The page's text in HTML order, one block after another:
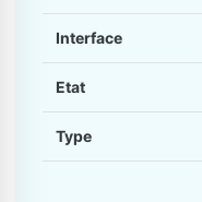
Interface
Etat
Type